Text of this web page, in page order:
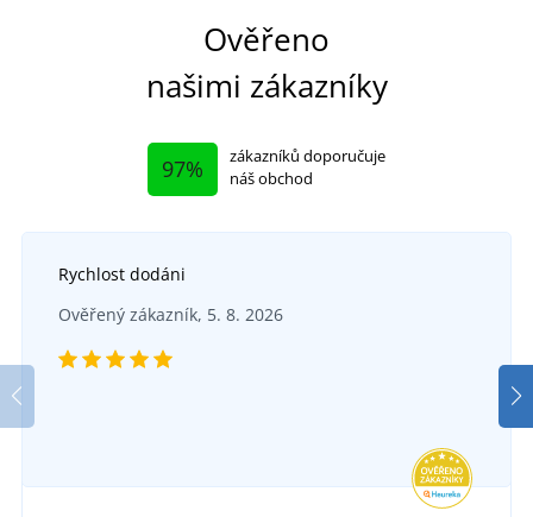
Ověřeno
našimi zákazníky
97%
zákazníků doporučuje
náš obchod
Rychlost dodáni
Ověřený zákazník, 5. 8. 2026